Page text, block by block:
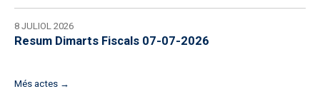
8 JULIOL 2026
Resum Dimarts Fiscals 07-07-2026
Més actes →